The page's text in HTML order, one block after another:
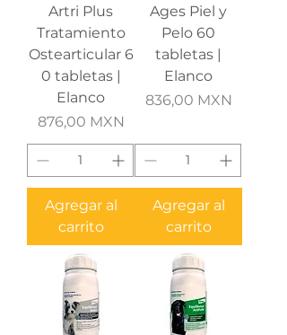
Artri Plus
Tratamiento
Ostearticular 6
0 tabletas |
Elanco
Precio
876,00 MXN
Agregar al
carrito
Ages Piel y
Pelo 60
tabletas |
Elanco
Precio
836,00 MXN
Agregar al
carrito